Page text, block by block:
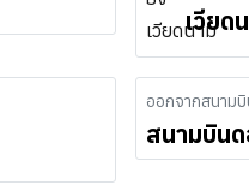
เวียด
ออกจากสนาม
สนามบิน